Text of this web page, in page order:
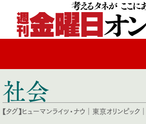
社会
【タグ】ヒューマンライツ・ナウ ｜ 東京オリンピック ｜